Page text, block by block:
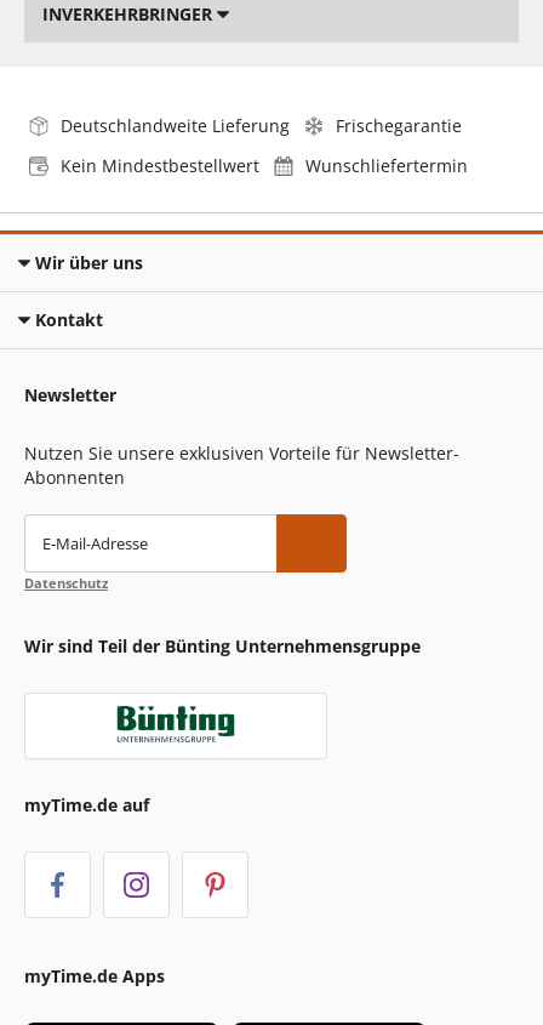
INVERKEHRBRINGER
Deutschlandweite Lieferung
Frischegarantie
Kein Mindestbestellwert
Wunschliefertermin
Wir über uns
Kontakt
Newsletter
Nutzen Sie unsere exklusiven Vorteile für Newsletter-
Abonnenten
E-Mail-Adresse
Datenschutz
Wir sind Teil der Bünting Unternehmensgruppe
myTime.de auf
myTime.de Apps